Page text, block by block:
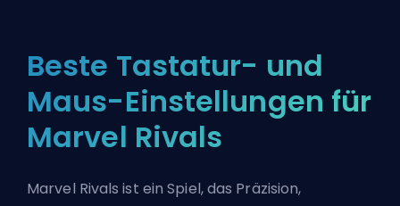
Beste Tastatur- und
Maus-Einstellungen für
Marvel Rivals
Marvel Rivals ist ein Spiel, das Präzision,